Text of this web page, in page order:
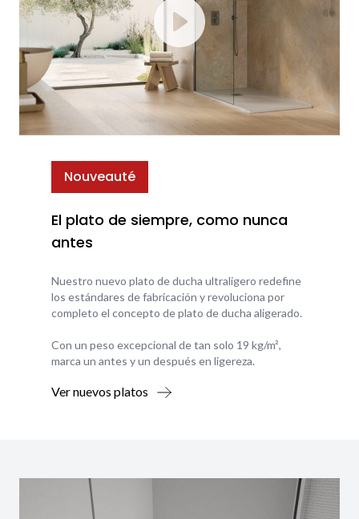
Nouveauté
El plato de siempre, como nunca
antes
Nuestro nuevo plato de ducha ultraligero redefine
los estándares de fabricación y revoluciona por
completo el concepto de plato de ducha aligerado.
Con un peso excepcional de tan solo 19 kg/m²,
marca un antes y un después en ligereza.
Ver nuevos platos